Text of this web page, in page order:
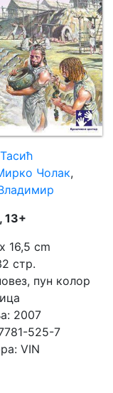
Чолак,
13+
16,5 cm
стр.
пун колор
2007
525-7
VIN